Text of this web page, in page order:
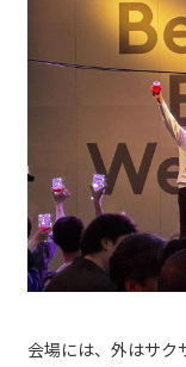
会場には、外はサク